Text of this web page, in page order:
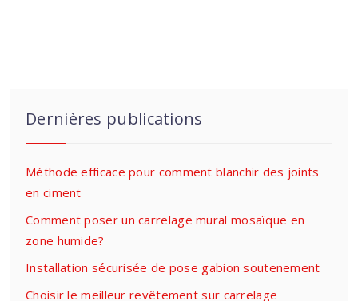
Dernières publications
Méthode efficace pour comment blanchir des joints
en ciment
Comment poser un carrelage mural mosaïque en
zone humide?
Installation sécurisée de pose gabion soutenement
Choisir le meilleur revêtement sur carrelage